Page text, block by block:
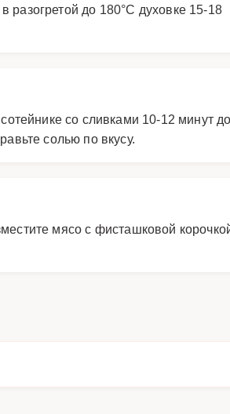
до 180°C духовке 15-18
со сливками 10-12 минут
солью по вкусу.
мясо с фисташковой